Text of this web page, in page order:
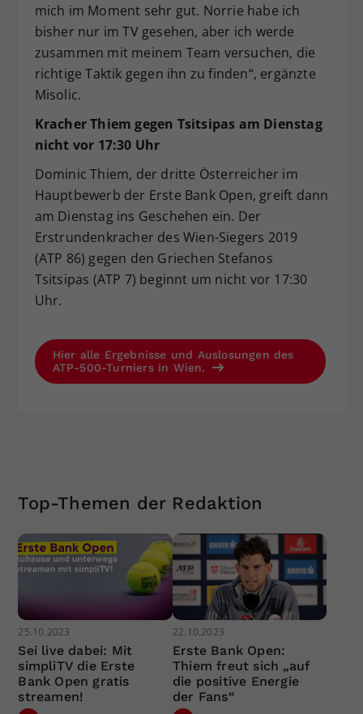
mich im Moment sehr gut. Norrie habe ich
bisher nur im TV gesehen, aber ich werde
zusammen mit meinem Team versuchen, die
richtige Taktik gegen ihn zu finden“, ergänzte
Misolic.
Kracher Thiem gegen Tsitsipas am Dienstag
nicht vor 17:30 Uhr
Dominic Thiem, der dritte Österreicher im
Hauptbewerb der Erste Bank Open, greift dann
am Dienstag ins Geschehen ein. Der
Erstrundenkracher des Wien-Siegers 2019
(ATP 86) gegen den Griechen Stefanos
Tsitsipas (ATP 7) beginnt um nicht vor 17:30
Uhr.
Hier alle Ergebnisse und Auslosungen des
ATP-500-Turniers in Wien.
Top-Themen der Redaktion
25.10.2023
Sei live dabei: Mit
simpliTV die Erste
Bank Open gratis
streamen!
22.10.2023
Erste Bank Open:
Thiem freut sich „auf
die positive Energie
der Fans“